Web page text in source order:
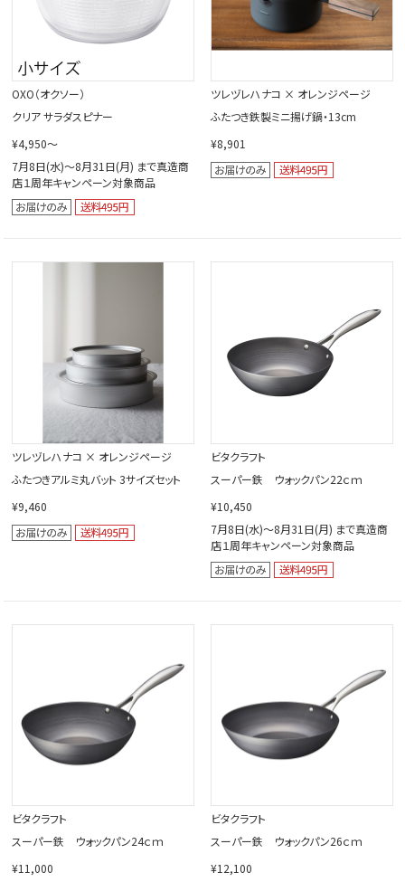
OXO（オクソー）
クリア サラダスピナー
¥4,950～
7月8日(水)～8月31日(月) まで真造商
店１周年キャンペーン対象商品
ツレヅレハナコ × オレンジページ
ふたつき鉄製ミニ揚げ鍋・13cm
¥8,901
ツレヅレハナコ × オレンジページ
ふたつきアルミ丸バット 3サイズセット
¥9,460
ビタクラフト
スーパー鉄 ウォックパン22ｃｍ
¥10,450
7月8日(水)～8月31日(月) まで真造商
店１周年キャンペーン対象商品
ビタクラフト
スーパー鉄 ウォックパン24ｃｍ
¥11,000
ビタクラフト
スーパー鉄 ウォックパン26ｃｍ
¥12,100